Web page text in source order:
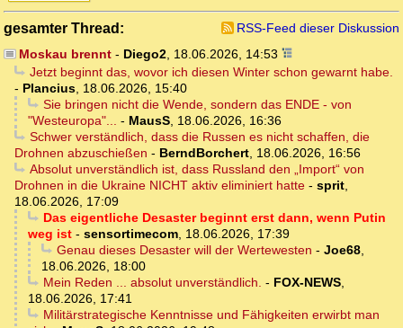
gesamter Thread:
RSS-Feed dieser Diskussion
Moskau brennt- Diego2, 18.06.2026, 14:53
Jetzt beginnt das, wovor ich diesen Winter schon gewarnt habe.
- Plancius, 18.06.2026, 15:40
Sie bringen nicht die Wende, sondern das ENDE - von
"Westeuropa"... - MausS, 18.06.2026, 16:36
Schwer verständlich, dass die Russen es nicht schaffen, die
Drohnen abzuschießen - BerndBorchert, 18.06.2026, 16:56
Absolut unverständlich ist, dass Russland den „Import“ von
Drohnen in die Ukraine NICHT aktiv eliminiert hatte - sprit,
18.06.2026, 17:09
Das eigentliche Desaster beginnt erst dann, wenn Putin
weg ist - sensortimecom, 18.06.2026, 17:39
Genau dieses Desaster will der Wertewesten - Joe68,
18.06.2026, 18:00
Mein Reden ... absolut unverständlich. - FOX-NEWS,
18.06.2026, 17:41
Militärstrategische Kenntnisse und Fähigkeiten erwirbt man